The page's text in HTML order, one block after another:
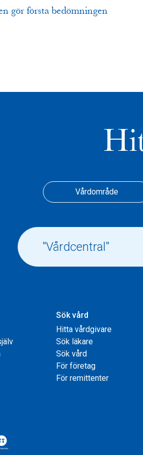
gör första bedömningen
Vårdområde
Sök vård
Hitta vårdgivare
Sök läkare
Sök vård
För företag
För remittenter